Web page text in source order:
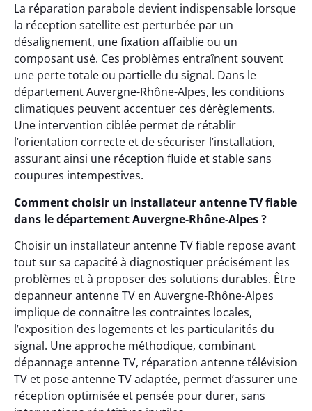
La réparation parabole devient indispensable lorsque
la réception satellite est perturbée par un
désalignement, une fixation affaiblie ou un
composant usé. Ces problèmes entraînent souvent
une perte totale ou partielle du signal. Dans le
département Auvergne-Rhône-Alpes, les conditions
climatiques peuvent accentuer ces dérèglements.
Une intervention ciblée permet de rétablir
l’orientation correcte et de sécuriser l’installation,
assurant ainsi une réception fluide et stable sans
coupures intempestives.
Comment choisir un installateur antenne TV fiable
dans le département Auvergne-Rhône-Alpes ?
Choisir un installateur antenne TV fiable repose avant
tout sur sa capacité à diagnostiquer précisément les
problèmes et à proposer des solutions durables. Être
depanneur antenne TV en Auvergne-Rhône-Alpes
implique de connaître les contraintes locales,
l’exposition des logements et les particularités du
signal. Une approche méthodique, combinant
dépannage antenne TV, réparation antenne télévision
TV et pose antenne TV adaptée, permet d’assurer une
réception optimisée et pensée pour durer, sans